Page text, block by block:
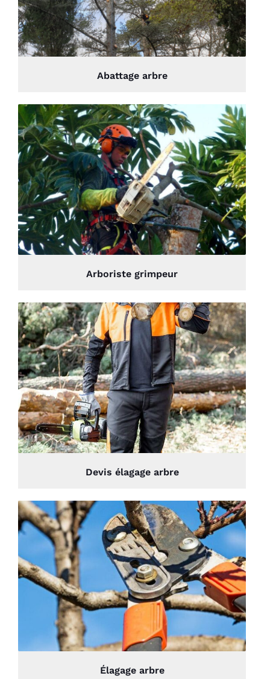
Abattage arbre
Arboriste grimpeur
Devis élagage arbre
Élagage arbre